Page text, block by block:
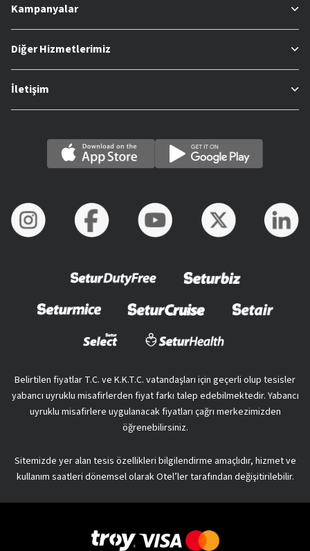
Kampanyalar
Diğer Hizmetlerimiz
İletişim
Belirtilen fiyatlar T.C. ve K.K.T.C. vatandaşları için geçerli olup tesisler
yabancı uyruklu misafirlerden fiyat farkı talep edebilmektedir. Yabancı
uyruklu misafirlere uygulanacak fiyatları çağrı merkezimizden
öğrenebilirsiniz.
Sitemizde yer alan tesis özellikleri bilgilendirme amaçlıdır, hizmet ve
kullanım saatleri dönemsel olarak Otel’ler tarafından değişitirilebilir.